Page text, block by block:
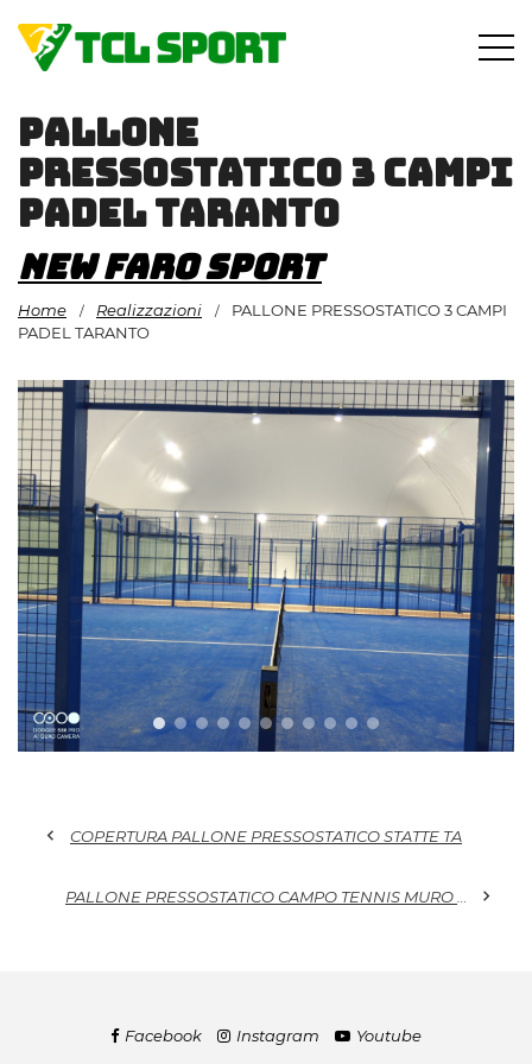
contenuto
PALLONE
PRESSOSTATICO 3 CAMPI
PADEL TARANTO
New Faro Sport
Home / Realizzazioni /
PALLONE PRESSOSTATICO 3 CAMPI
PADEL TARANTO
COPERTURA PALLONE PRESSOSTATICO STATTE TA
chevron_left
PALLONE PRESSOSTATICO CAMPO TENNIS MURO LECCESE chevron_right
Facebook Instagram Youtube